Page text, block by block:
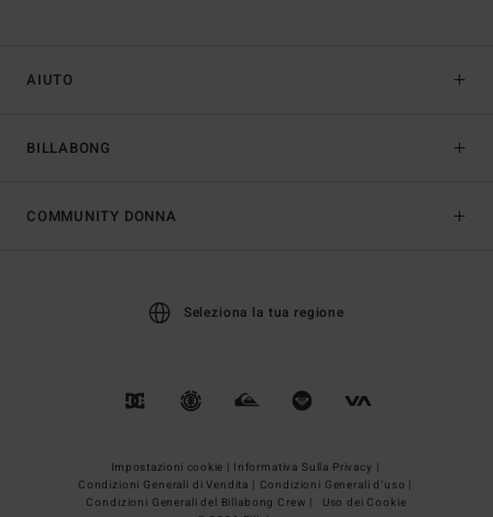
AIUTO
BILLABONG
COMMUNITY DONNA
Seleziona la tua regione
Impostazioni cookie | Informativa Sulla Privacy |
Condizioni Generali di Vendita | Condizioni Generali d’uso |
Condizioni Generali del Billabong Crew |
Uso dei Cookie